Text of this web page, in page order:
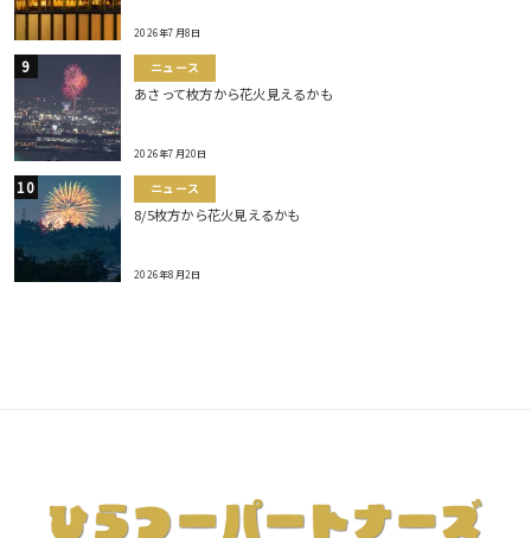
2026年7月8日
ニュース
あさって枚方から花火見えるかも
2026年7月20日
ニュース
8/5枚方から花火見えるかも
2026年8月2日